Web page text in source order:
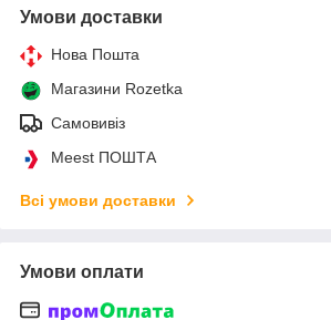
Умови доставки
Нова Пошта
Магазини Rozetka
Самовивіз
Meest ПОШТА
Всі умови доставки
Умови оплати